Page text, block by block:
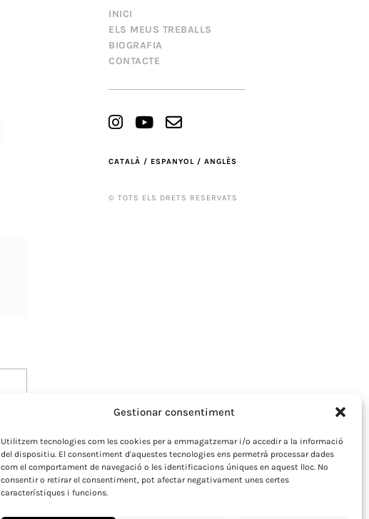
Gestionar consentiment
Utilitzem tecnologies com les cookies per a emmagatzemar i/o accedir a la informació
del dispositiu. El consentiment d'aquestes tecnologies ens permetrà processar dades
com el comportament de navegació o les identificacions úniques en aquest lloc. No
consentir o retirar el consentiment, pot afectar negativament unes certes
característiques i funcions.
INICI
ELS MEUS TREBALLS
BIOGRAFIA
CONTACTE
CATALÀ / ESPANYOL / ANGLÈS
© TOTS ELS DRETS RESERVATS